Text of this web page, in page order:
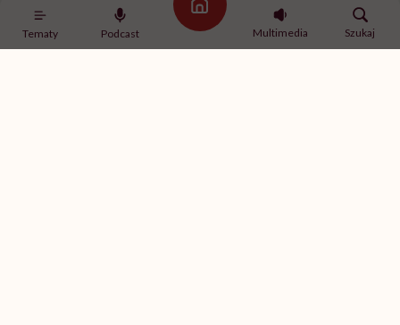
Tematy Podcast
Strona główna
Multimedia
Szukaj
Kontakt z redakcją
redakcja@hellozdrowie.pl